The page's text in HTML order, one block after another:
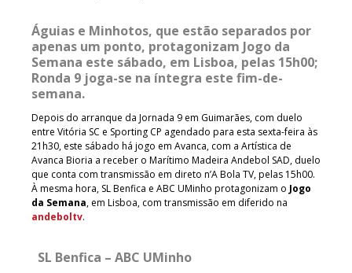
Águias e Minhotos, que estão separados por
apenas um ponto, protagonizam Jogo da
Semana este sábado, em Lisboa, pelas 15h00;
Ronda 9 joga-se na íntegra este fim-de-
semana.
Depois do arranque da Jornada 9 em Guimarães, com duelo
entre Vitória SC e Sporting CP agendado para esta sexta-feira às
21h30, este sábado há jogo em Avanca, com a Artística de
Avanca Bioria a receber o Marítimo Madeira Andebol SAD, duelo
que conta com transmissão em direto n’A Bola TV, pelas 15h00.
À mesma hora, SL Benfica e ABC UMinho protagonizam o Jogo
da Semana, em Lisboa, com transmissão em diferido na
andeboltv.
SL Benfica – ABC UMinho